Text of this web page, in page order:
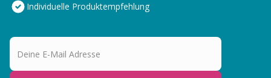
Individuelle Produktempfehlung
Deine E-Mail Adresse